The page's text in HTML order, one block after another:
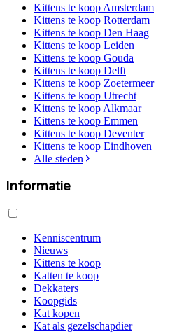
Kittens te koop Amsterdam
Kittens te koop Rotterdam
Kittens te koop Den Haag
Kittens te koop Leiden
Kittens te koop Gouda
Kittens te koop Delft
Kittens te koop Zoetermeer
Kittens te koop Utrecht
Kittens te koop Alkmaar
Kittens te koop Emmen
Kittens te koop Deventer
Kittens te koop Eindhoven
Alle steden
Informatie
Kenniscentrum
Nieuws
Kittens te koop
Katten te koop
Dekkaters
Koopgids
Kat kopen
Kat als gezelschapdier